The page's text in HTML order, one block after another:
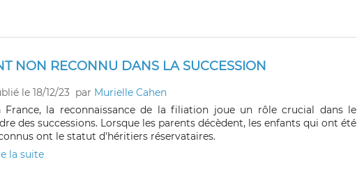
NON RECONNU DANS LA SUCCESSION
le 18/12/23 par Murielle Cahen
France, la reconnaissance de la filiation joue un rôle crucial dans le
des successions. Lorsque les parents décèdent, les enfants qui ont été
ont le statut d'héritiers réservataires.
la suite